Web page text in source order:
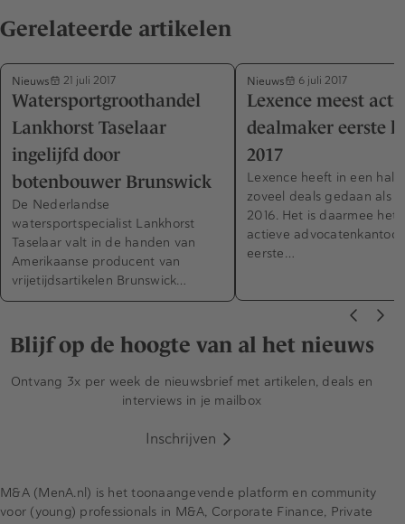
Gerelateerde artikelen
Nieuws 21 juli 2017
Watersportgroothandel
Lankhorst Taselaar
ingelijfd door
botenbouwer Brunswick
De Nederlandse
watersportspecialist Lankhorst
Taselaar valt in de handen van
Amerikaanse producent van
vrijetijdsartikelen Brunswick…
Nieuws 6 juli 2017
Lexence meest
dealmaker eerste
2017
Lexence heeft in een half
zoveel deals gedaan als
2016. Het is daarmee het
actieve
eerste…
Blijf op de hoogte van al het nieuws
Ontvang 3x per week de nieuwsbrief met artikelen, deals en
interviews in je mailbox
Inschrijven
M&A (MenA.nl) is het toonaangevende platform en community
voor (young) professionals in M&A, Corporate Finance, Private